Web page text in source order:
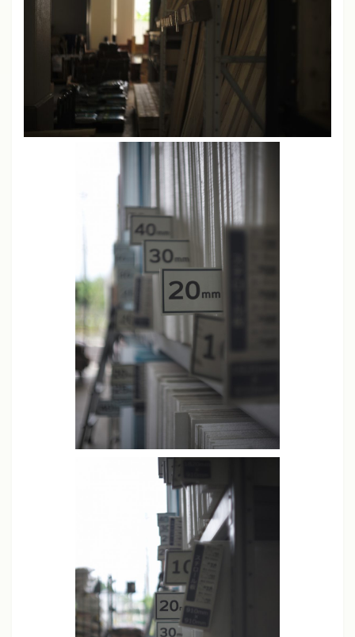
JPEG撮りっぱなし
ライカM11、M10-P、M240、SL
シャープネス
コントラスト
彩度
ソニーα7、α7 III
クリエイティブスタイル スタンダードモード